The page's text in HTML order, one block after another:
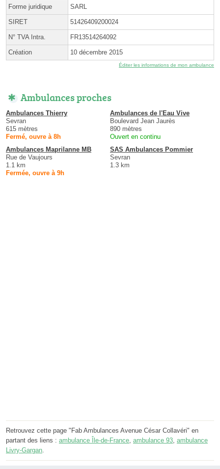
Forme juridique SARL
SIRET 51426409200024
N° TVA Intra. FR13514264092
Création 10 décembre 2015
Éditer les informations de mon ambulance
Ambulances proches
Ambulances Thierry
Sevran
615 mètres
Fermé, ouvre à 8h
Ambulances de l'Eau Vive
Boulevard Jean Jaurès
890 mètres
Ouvert en continu
Ambulances Maprilanne MB
Rue de Vaujours
1.1 km
Fermée, ouvre à 9h
SAS Ambulances Pommier
Sevran
1.3 km
Retrouvez cette page "Fab Ambulances Avenue César Collavéri" en
partant des liens : ambulance Île-de-France, ambulance 93, ambulance
Livry-Gargan.